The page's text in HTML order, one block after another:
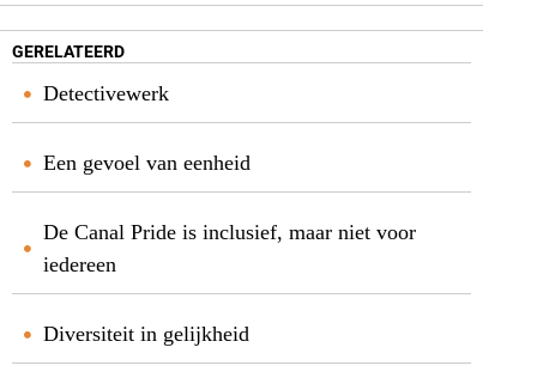
GERELATEERD
Detectivewerk
Een gevoel van eenheid
De Canal Pride is inclusief, maar niet voor
iedereen
Diversiteit in gelijkheid